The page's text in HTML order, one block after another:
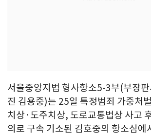
서울중앙지법 형사항소5-3부(부장
진 김용중)는 25일 특정범죄 가중처
치상·도주치상, 도로교통법상 사고
의로 구속 기소된 김호중의 항소심에